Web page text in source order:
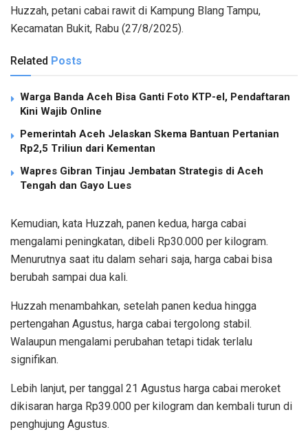
Huzzah, petani cabai rawit di Kampung Blang Tampu,
Kecamatan Bukit, Rabu (27/8/2025).
Related Posts
Warga Banda Aceh Bisa Ganti Foto KTP-el, Pendaftaran
Kini Wajib Online
Pemerintah Aceh Jelaskan Skema Bantuan Pertanian
Rp2,5 Triliun dari Kementan
Wapres Gibran Tinjau Jembatan Strategis di Aceh
Tengah dan Gayo Lues
Kemudian, kata Huzzah, panen kedua, harga cabai
mengalami peningkatan, dibeli Rp30.000 per kilogram.
Menurutnya saat itu dalam sehari saja, harga cabai bisa
berubah sampai dua kali.
Huzzah menambahkan, setelah panen kedua hingga
pertengahan Agustus, harga cabai tergolong stabil.
Walaupun mengalami perubahan tetapi tidak terlalu
signifikan.
Lebih lanjut, per tanggal 21 Agustus harga cabai meroket
dikisaran harga Rp39.000 per kilogram dan kembali turun di
penghujung Agustus.